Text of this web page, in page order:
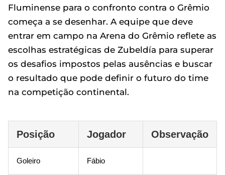
Fluminense para o confronto contra o Grêmio
começa a se desenhar. A equipe que deve
entrar em campo na Arena do Grêmio reflete as
escolhas estratégicas de Zubeldía para superar
os desafios impostos pelas ausências e buscar
o resultado que pode definir o futuro do time
na competição continental.
Posição Jogador Observação
Goleiro Fábio